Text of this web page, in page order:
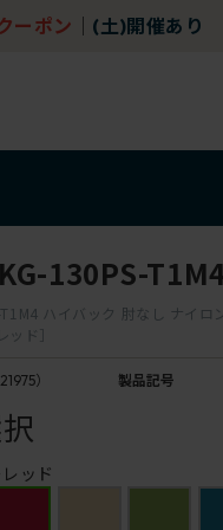
ーポン (土)開催あり
130PS-
ハイバック 肘なし ナイロ
ド］
） 製品記号
ッド